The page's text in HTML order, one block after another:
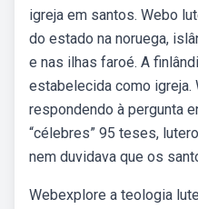
igreja em santos. Webo
do estado na noruega,
e nas ilhas faroé. A
estabelecida como igreja.
respondendo à pergunta
“célebres” 95 teses,
nem duvidava que os
Webexplore a teologia